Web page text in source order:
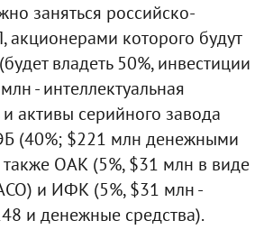
заняться российско-
акционерами которого будут
владеть 50%, инвестиции
- интеллектуальная
и активы серийного завода
(40%; $221 млн денежными
также ОАК (5%, $31 млн в виде
и ИФК (5%, $31 млн -
и денежные средства).